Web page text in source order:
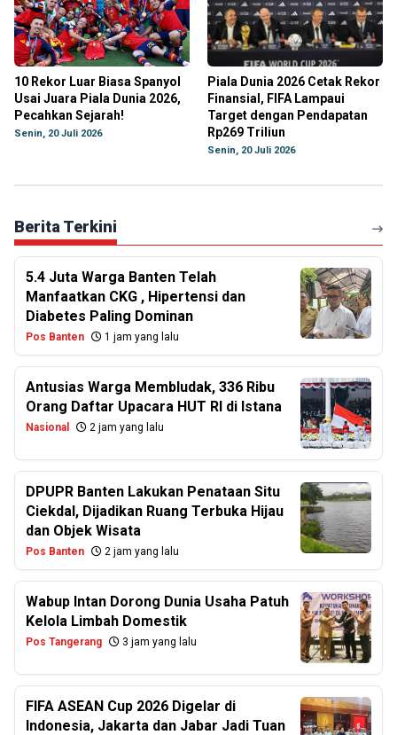
10 Rekor Luar Biasa Spanyol
Usai Juara Piala Dunia 2026,
Pecahkan Sejarah!
Senin, 20 Juli 2026
Piala Dunia 2026 Cetak Rekor
Finansial, FIFA Lampaui
Target dengan Pendapatan
Rp269 Triliun
Senin, 20 Juli 2026
Berita Terkini
5.4 Juta Warga Banten Telah
Manfaatkan CKG , Hipertensi dan
Diabetes Paling Dominan
Pos Banten 1 jam yang lalu
Antusias Warga Membludak, 336 Ribu
Orang Daftar Upacara HUT RI di Istana
Nasional 2 jam yang lalu
DPUPR Banten Lakukan Penataan Situ
Ciekdal, Dijadikan Ruang Terbuka Hijau
dan Objek Wisata
Pos Banten 2 jam yang lalu
Wabup Intan Dorong Dunia Usaha Patuh
Kelola Limbah Domestik
Pos Tangerang 3 jam yang lalu
FIFA ASEAN Cup 2026 Digelar di
Indonesia, Jakarta dan Jabar Jadi Tuan